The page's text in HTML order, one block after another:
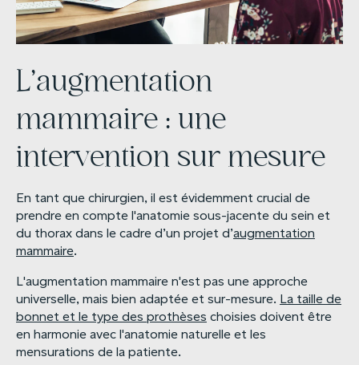
L’augmentation
mammaire : une
intervention sur mesure
En tant que chirurgien, il est évidemment crucial de
prendre en compte l'anatomie sous-jacente du sein et
du thorax dans le cadre d’un projet d’augmentation
mammaire.
L'augmentation mammaire n'est pas une approche
universelle, mais bien adaptée et sur-mesure. La taille de
bonnet et le type des prothèses choisies doivent être
en harmonie avec l'anatomie naturelle et les
mensurations de la patiente.